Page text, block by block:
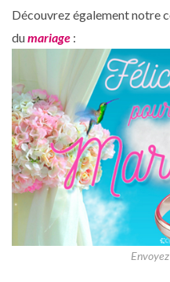
Découvrez également notre
dumariage :